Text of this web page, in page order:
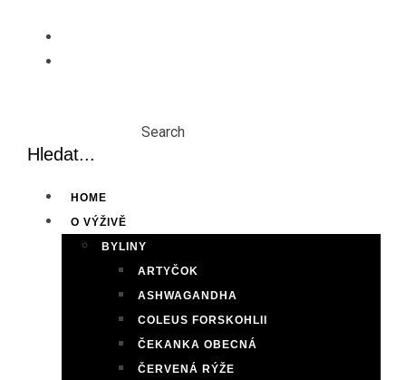
content
Search
HOME
O VÝŽIVĚ
BYLINY
ARTYČOK
ASHWAGANDHA
COLEUS FORSKOHLII
ČEKANKA OBECNÁ
ČERVENÁ RÝŽE